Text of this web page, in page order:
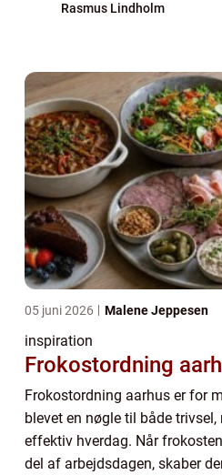
Rasmus Lindholm
05 juni 2026 Malene Jeppesen
inspiration
Frokostordning
Frokostordning aarhus er for
blevet en nøgle til både
effektiv hverdag. Når
del af arbejdsdagen, skaber